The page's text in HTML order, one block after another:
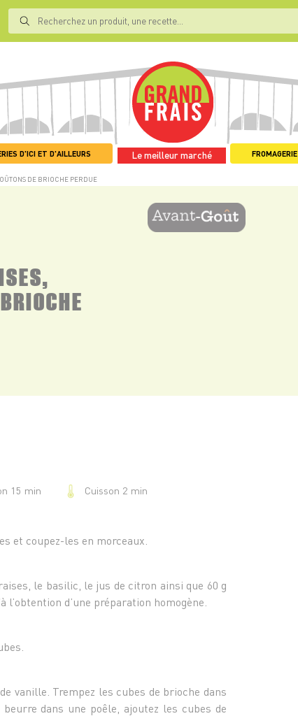
D'ICI ET D'AILLEURS Le meilleur marché FROMAGERIE
DE BRIOCHE PERDUE
15 min Cuisson 2 min
et coupez-les en morceaux.
le basilic, le jus de citron ainsi que 60 g
l’obtention d’une préparation homogène.
vanille. Trempez les cubes de brioche dans
dans une poêle, ajoutez les cubes de